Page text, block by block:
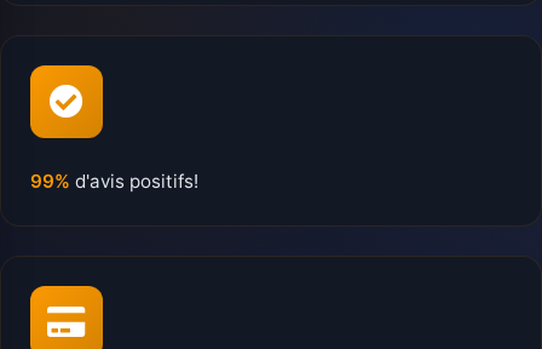
99% d'avis positifs!